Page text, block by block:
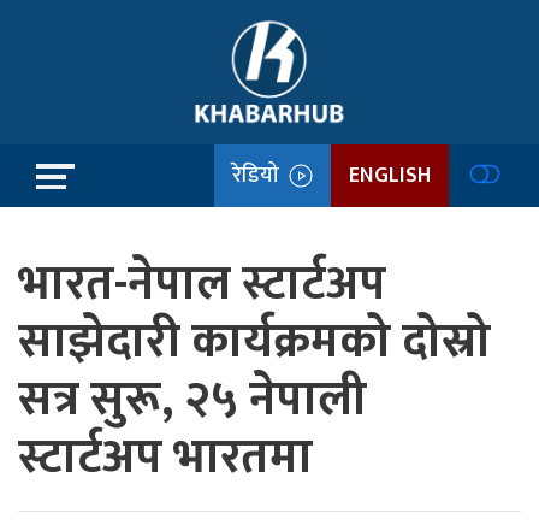
रेडियो ENGLISH
भारत-नेपाल स्टार्टअप
साझेदारी कार्यक्रमको दोस्रो
सत्र सुरू, २५ नेपाली
स्टार्टअप भारतमा